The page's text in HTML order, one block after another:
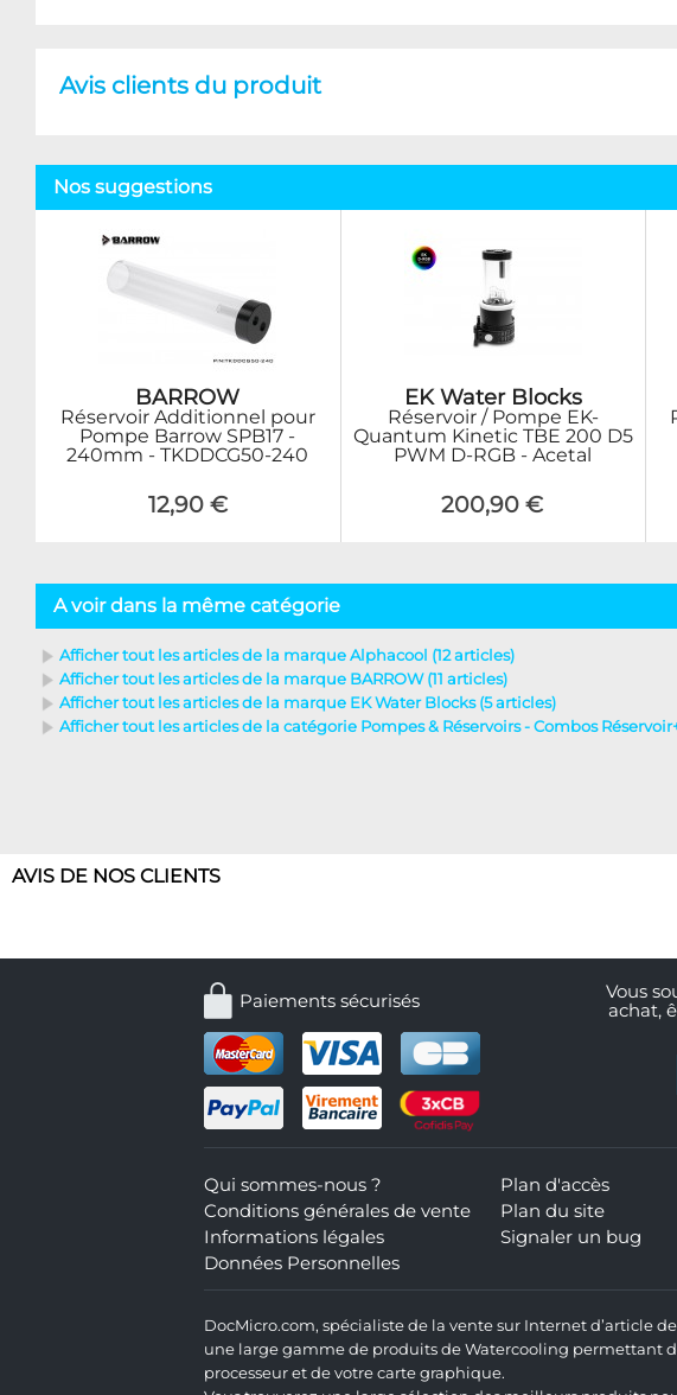
Avis clients du produit
Nos suggestions
BARROW
Réservoir Additionnel pour
Pompe Barrow SPB17 -
240mm - TKDDCG50-240
12,90 €
EK Water Blocks
Réservoir / Pompe EK-
Quantum Kinetic TBE 200 D5
PWM D-RGB - Acetal
200,90 €
A voir dans la même catégorie
Afficher tout les articles de la marque Alphacool (12 articles)
Afficher tout les articles de la marque BARROW (11 articles)
Afficher tout les articles de la marque EK Water Blocks (5 articles)
Afficher tout les articles de la catégorie Pompes & Réservoirs - Combos
AVIS DE NOS CLIENTS
Paiements sécurisés
Vous
achat,
Qui sommes-nous ?
Conditions générales de vente
Informations légales
Données Personnelles
Plan d'accès
Plan du site
Signaler un bug
DocMicro.com, spécialiste de la vente sur Internet d’article
une large gamme de produits de Watercooling permettant
processeur et de votre carte graphique.